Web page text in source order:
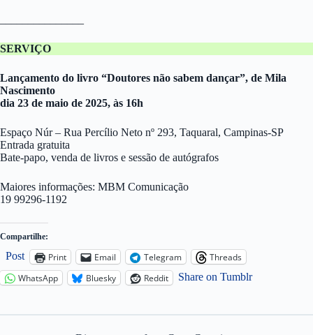
SERVIÇO
Lançamento do livro “Doutores não sabem dançar”, de Mila
Nascimento
dia 23 de maio de 2025, às 16h
Espaço Núr – Rua Percílio Neto nº 293, Taquaral, Campinas-SP
Entrada gratuita
Bate-papo, venda de livros e sessão de autógrafos
Maiores informações: MBM Comunicação
19 99296-1192
Compartilhe:
Post Print Email Telegram
Threads
WhatsApp
Bluesky Reddit Share on Tumblr